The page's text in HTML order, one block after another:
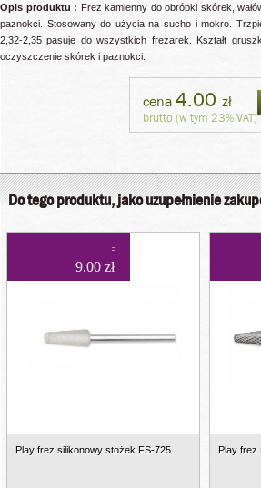
Opis produktu : Frez kamienny do obróbki skórek,
paznokci. Stosowany do użycia na sucho i mokro.
2,32-2,35 pasuje do wszystkich frezarek. Kształt
oczyszczenie skórek i paznokci.
cena4.00 zł
brutto (w tym 23% VAT)
Do tego produktu, jako uzupełnienie
9.00 zł
Play frez silikonowy stożek FS-725 Play frez